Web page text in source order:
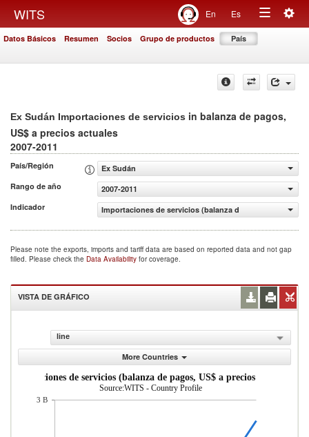
WITS En Es
Toggle
Datos Básicos Resumen Socios Grupo de productos País
Ex Sudán Importaciones de servicios in balanza de pagos,
US$ a precios actuales
2007-2011
País/Región
Ex Sudán
Rango de año
2007-2011
Indicador
Importaciones de servicios (balanza de pagos, US$ a
Please note the exports, imports and tariff data are based on reported data and not gap
filled. Please check the Data Availability for coverage.
VISTA DE GRÁFICO
line
More Countries
Importaciones de servicios (balanza de pagos, US$ a precios actuales)
Source:WITS - Country Profile
3 B